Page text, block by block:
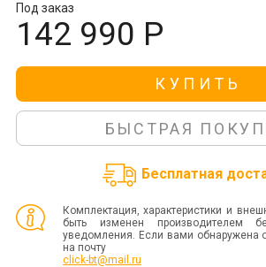
Под заказ
142 990 Р
КУПИТЬ
БЫСТРАЯ
Бесплатная
Комплектация, характеристики и
быть изменен производителем
уведомления. Если вами обнаружена
на почту
click-bt@mail.ru